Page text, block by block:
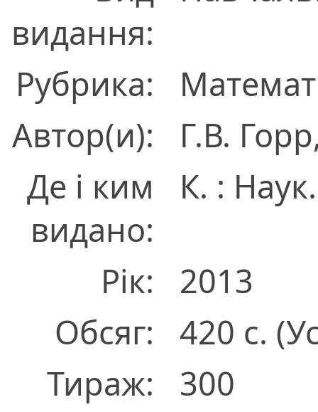
видання:
Рубрика:
Автор(и):
Г.В.
Де і ким
видано:
К. :
Рік:
2013
Обсяг:
420 с.
Тираж:
300